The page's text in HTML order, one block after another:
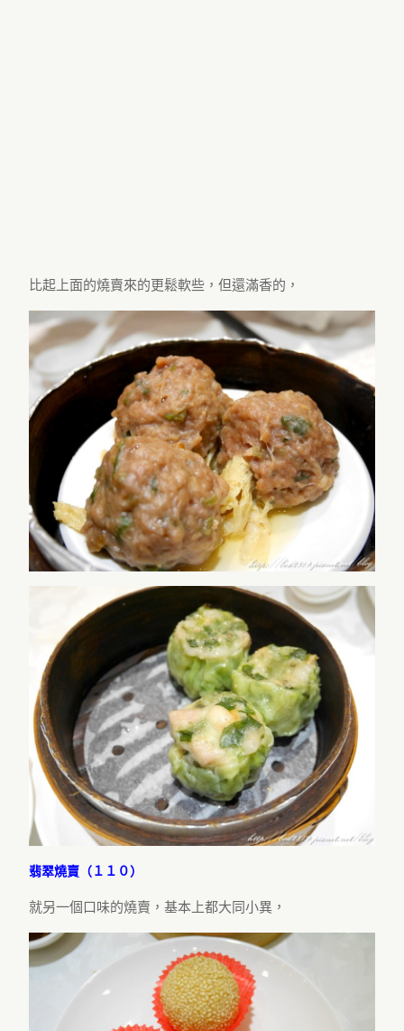
比起上面的燒賣來的更鬆軟些，但還滿香的，
翡翠燒賣（１１０）
就另一個口味的燒賣，基本上都大同小異，